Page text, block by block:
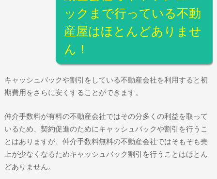
ックまで行っている不動
産屋はほとんどありませ
ん！
キャッシュバックや割引をしている不動産会社を利用すると初
期費用をさらに安くすることができます。
仲介手数料が有料の不動産会社ではその分多くの利益を取って
いるため、契約促進のためにキャッシュバックや割引を行うこ
とはありますが、仲介手数料無料の不動産会社ではそもそも売
上が少なくなるためキャッシュバック割引を行うことはほとん
どありません。